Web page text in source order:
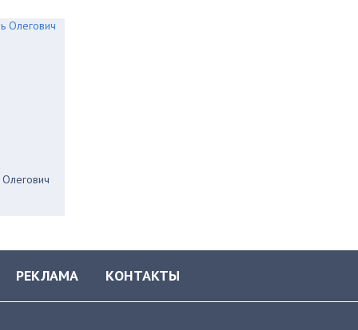
РЕКЛАМА КОНТАКТЫ